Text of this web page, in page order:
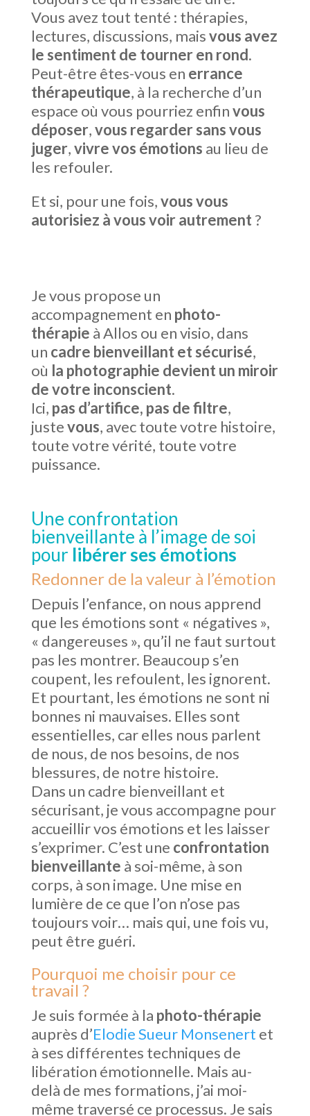
Vous avez tout tenté : thérapies,
lectures, discussions, maisvous avez
le sentiment de tourner en rond.
Peut-être êtes-vous en errance
thérapeutique, à la recherche d’un
espace où vous pourriez enfinvous
déposer,vous regarder sans vous
juger,vivre vos émotions au lieu de
les refouler.
Et si, pour une fois,vous vous
autorisiez à vous voir autrement ?
Je vous propose un
accompagnement en photo-
thérapie à Allos ou en visio, dans
un cadre bienveillant et sécurisé,
où la photographie devient un miroir
de votre inconscient.
Ici, pas d’artifice, pas de filtre,
justevous, avec toute votre histoire,
toute votre vérité, toute votre
puissance.
Une confrontation
bienveillante à l’image de soi
pour libérer ses émotions
Redonner de la valeur à l’émotion
Depuis l’enfance, on nous apprend
que les émotions sont « négatives »,
« dangereuses », qu’il ne faut surtout
pas les montrer. Beaucoup s’en
coupent, les refoulent, les ignorent.
Et pourtant, les émotions ne sont ni
bonnes ni mauvaises. Elles sont
essentielles, car elles nous parlent
de nous, de nos besoins, de nos
blessures, de notre histoire.
Dans un cadre bienveillant et
sécurisant, je vous accompagne pour
accueillir vos émotions et les laisser
s’exprimer. C’est une confrontation
bienveillante à soi-même, à son
corps, à son image. Une mise en
lumière de ce que l’on n’ose pas
toujours voir… mais qui, une fois vu,
peut être guéri.
Pourquoi me choisir pour ce
travail ?
Je suis formée à la photo-thérapie
auprès d’Elodie Sueur Monsenert et
à ses différentes techniques de
libération émotionnelle. Mais au-
delà de mes formations, j’ai moi-
même traversé ce processus. Je sais